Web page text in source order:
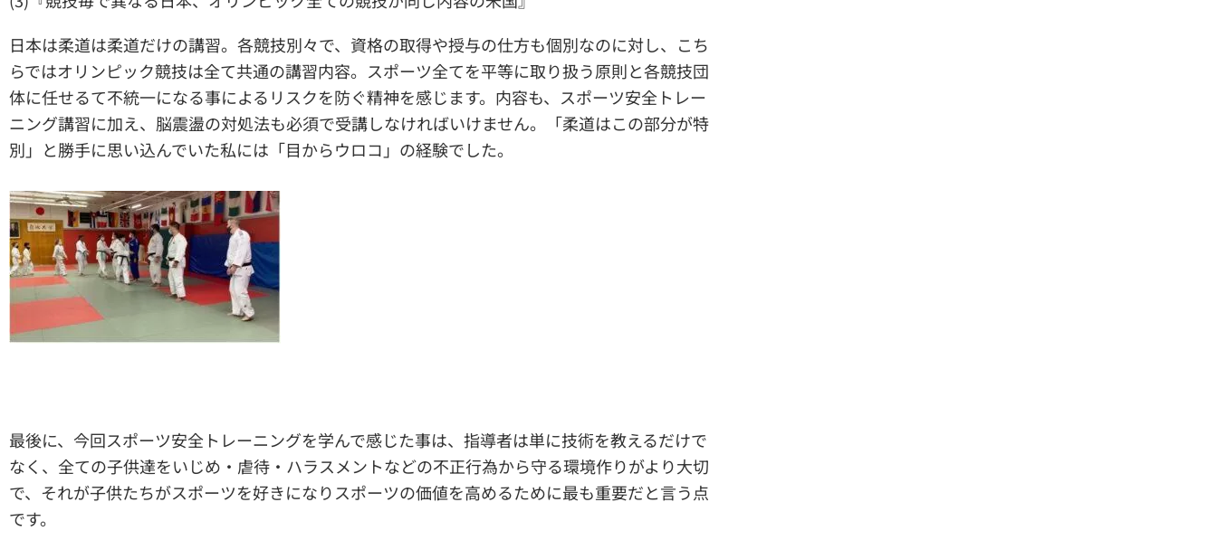
日本は柔道は柔道だけの講習。各競技別々で、資格の取得や授与の仕方も個別なのに対し、こち
らではオリンピック競技は全て共通の講習内容。スポーツ全てを平等に取り扱う原則と各競技団
体に任せるて不統一になる事によるリスクを防ぐ精神を感じます。内容も、スポーツ安全トレー
ニング講習に加え、脳震盪の対処法も必須で受講しなければいけません。「柔道はこの部分が特
別」と勝手に思い込んでいた私には「目からウロコ」の経験でした。
最後に、今回スポーツ安全トレーニングを学んで感じた事は、指導者は単に技術を教えるだけで
なく、全ての子供達をいじめ・虐待・ハラスメントなどの不正行為から守る環境作りがより大切
で、それが子供たちがスポーツを好きになりスポーツの価値を高めるために最も重要だと言う点
です。